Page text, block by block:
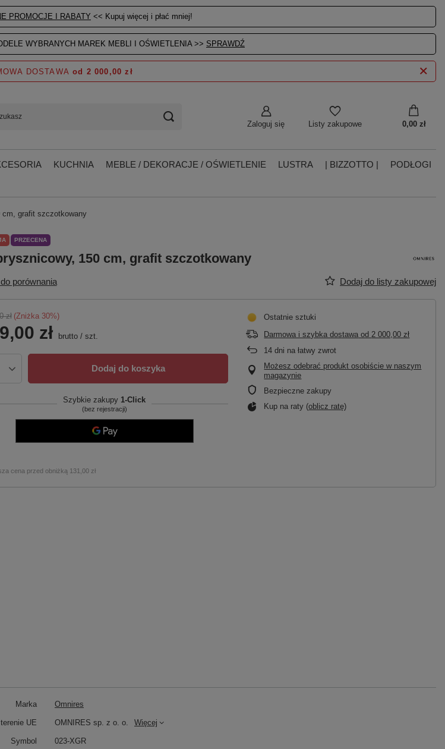
PROMOCJE I RABATY << Kupuj więcej i płać mniej!
WYBRANYCH MAREK MEBLI I OŚWIETLENIA >> SPRAWDŹ
Zaloguj się Listy zakupowe 0,00 zł
DOSTAWA od 2 000,00 zł
KUCHNIA MEBLE / DEKORACJE / OŚWIETLENIE LUSTRA | BIZZOTTO |
PODŁOGI
cm, grafit szczotkowany
PRZECENA
150 cm, grafit szczotkowany
porównania Dodaj do listy zakupowej
zł (Zniżka 30%)
zł brutto/ szt.
Dodaj do koszyka
Szybkie zakupy 1-Click
(bez rejestracji)
Ostatnie sztuki
Darmowa i szybka dostawa od 2 000,00 zł
14 dni na łatwy zwrot
Możesz odebrać produkt osobiście w naszym
magazynie
Bezpieczne zakupy
Kup na raty (oblicz ratę)
cena przed obniżką 131,00 zł
Marka Omnires
UE OMNIRES sp. z o. o. Więcej
Symbol 023-XGR